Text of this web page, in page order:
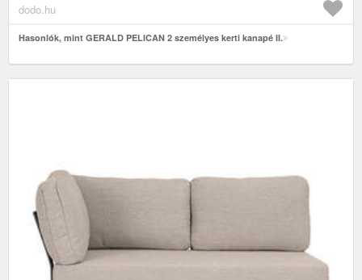
dodo.hu
Hasonlók, mint GERALD PELICAN 2 személyes kerti kanapé II.